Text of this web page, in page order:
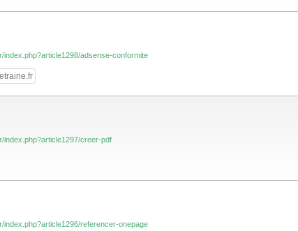
index.php?article1298/adsense-conformite
index.php?article1297/creer-pdf
index.php?article1296/referencer-onepage